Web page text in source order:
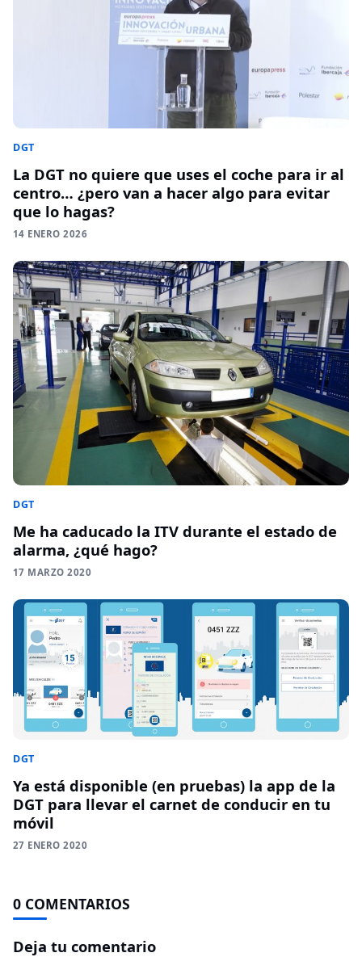
DGT
La DGT no quiere que uses el coche para ir al
centro… ¿pero van a hacer algo para evitar
que lo hagas?
14 ENERO 2026
DGT
Me ha caducado la ITV durante el estado de
alarma, ¿qué hago?
17 MARZO 2020
DGT
Ya está disponible (en pruebas) la app de la
DGT para llevar el carnet de conducir en tu
móvil
27 ENERO 2020
0 COMENTARIOS
Deja tu comentario